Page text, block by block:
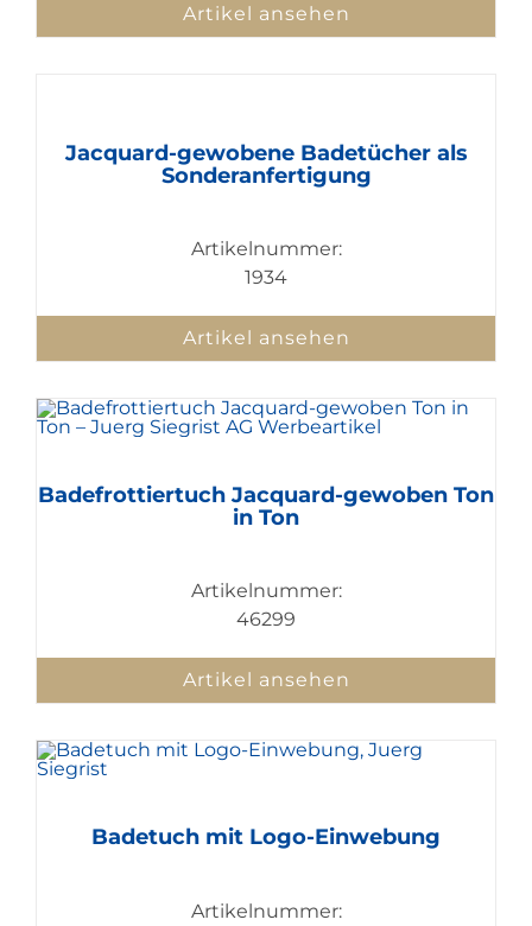
Artikel ansehen
Jacquard-gewobene Badetücher als
Sonderanfertigung
Artikelnummer:
1934
Artikel ansehen
Badefrottiertuch Jacquard-gewoben Ton
in Ton
Artikelnummer:
46299
Artikel ansehen
Badetuch mit Logo-Einwebung
Artikelnummer: